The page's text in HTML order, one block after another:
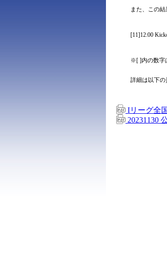
また、この
[11]12:00
※[ ]内の数字
詳細は以下の
Iリーグ全
20231130